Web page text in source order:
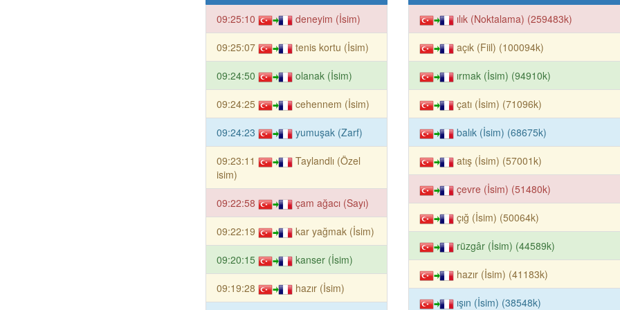
09:25:10 deneyim (İsim)
09:25:07 tenis kortu (İsim)
09:24:50 olanak (İsim)
09:24:25 cehennem (İsim)
09:24:23 yumuşak (Zarf)
09:23:11
Taylandlı (Özel
isim)
09:22:58 çam ağacı (Sayı)
09:22:19 kar yağmak (İsim)
09:20:15 kanser (İsim)
09:19:28 hazır (İsim)
ılık (Noktalama) (259483k)
açık (Fiil) (100094k)
ırmak (İsim) (94910k)
çatı (İsim) (71096k)
balık (İsim) (68675k)
atış (İsim) (57001k)
çevre (İsim) (51480k)
çığ (İsim) (50064k)
rüzgâr (İsim) (44589k)
hazır (İsim) (41183k)
ışın (İsim) (38548k)